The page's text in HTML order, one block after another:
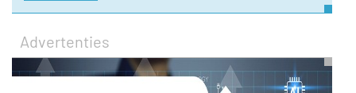
Advertenties